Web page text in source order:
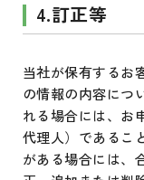
4.訂正等
当社が保有するお
の情報の内容につ
れる場合には、お
代理人）であるこ
がある場合には、